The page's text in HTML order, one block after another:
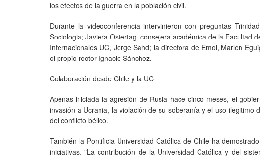
los efectos de la guerra en la población civil.
Durante la videoconferencia intervinieron con preguntas
Sociologia; Javiera Ostertag, consejera académica de la Facultad
Internacionales UC, Jorge Sahd; la directora de Emol, Marlen
el propio rector Ignacio Sánchez.
Colaboración desde Chile y la UC
Apenas iniciada la agresión de Rusia hace cinco meses, el
invasión a Ucrania, la violación de su soberanía y el uso ilegitimo
del conflicto bélico.
También la Pontificia Universidad Católica de Chile ha
iniciativas. "La contribución de la Universidad Católica y del